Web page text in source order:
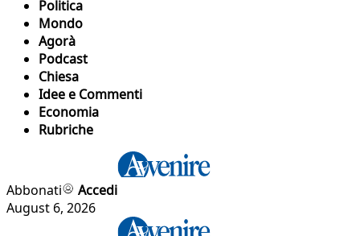
Politica
Mondo
Agorà
Podcast
Chiesa
Idee e Commenti
Economia
Rubriche
Abbonati
Accedi
August 6, 2026